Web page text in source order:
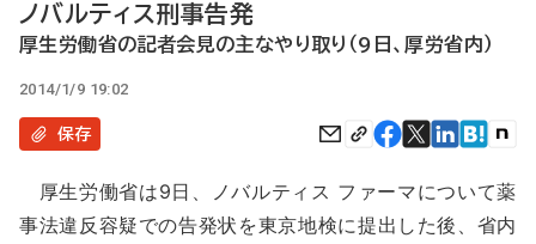
テ
ツ
に
動
ノバルティス刑事告発
厚生労働省の記者会見の主なやり取り（9日、厚労省内）
2014/1/9 19:02
保存
厚生労働省は9日、ノバルティス ファーマについて薬
事法違反容疑での告発状を東京地検に提出した後、省内